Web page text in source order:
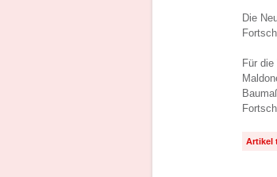
Die
Für
Artikel